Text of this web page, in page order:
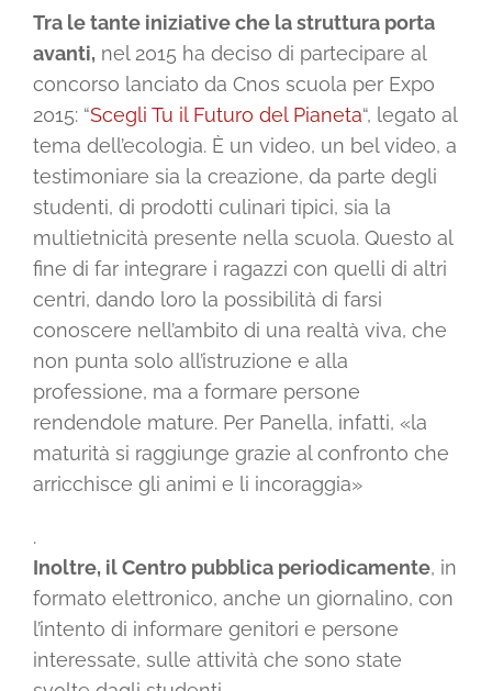
Tra le tante iniziative che la struttura porta
avanti, nel 2015 ha deciso di partecipare al
concorso lanciato da Cnos scuola per Expo
2015: “Scegli Tu il Futuro del Pianeta“, legato al
tema dell’ecologia. È un video, un bel video, a
testimoniare sia la creazione, da parte degli
studenti, di prodotti culinari tipici, sia la
multietnicità presente nella scuola. Questo al
fine di far integrare i ragazzi con quelli di altri
centri, dando loro la possibilità di farsi
conoscere nell’ambito di una realtà viva, che
non punta solo all’istruzione e alla
professione, ma a formare persone
rendendole mature. Per Panella, infatti, «la
maturità si raggiunge grazie al confronto che
arricchisce gli animi e li incoraggia»
.
Inoltre, il Centro pubblica periodicamente, in
formato elettronico, anche un giornalino, con
l’intento di informare genitori e persone
interessate, sulle attività che sono state